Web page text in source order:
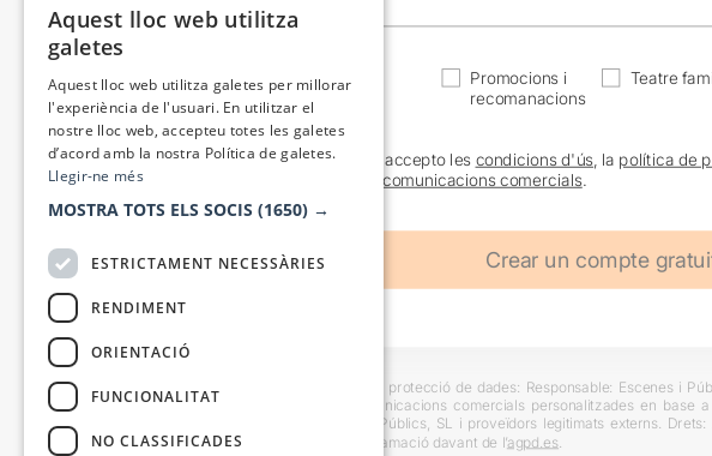
Actualitat
Promocions i
recomanacions
Teatre
He llegit i accepto les condicions d'ús , la política de
comunicacions comercials.
Informació bàsica sobre protecció de dades: Responsable: Escenes i
usuaris i trametre comunicacions comercials personalitzades en
Destinataris: Escenes i Públics, SL i proveïdors legitimats externs.
També es pot instar reclamació davant de l’agpd.es
Aquest lloc web utilitza
galetes
Aquest lloc web utilitza galetes per millorar
l'experiència de l'usuari. En utilitzar el
nostre lloc web, accepteu totes les galetes
d’acord amb la nostra Política de galetes.
Llegir-ne més
MOSTRA TOTS ELS SOCIS (1650) →
ESTRICTAMENT NECESSÀRIES
RENDIMENT
ORIENTACIÓ
FUNCIONALITAT
NO CLASSIFICADES